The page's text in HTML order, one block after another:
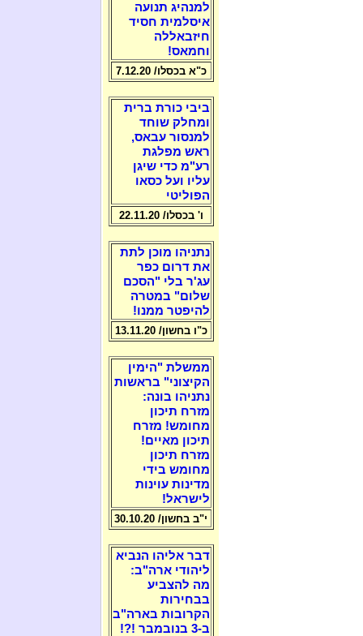
למנהיג תנועה
איסלמית חסיד
חיזבאללה
וחמאס!
כ"א בכסלו/ 7.12.20
ביבי כורת ברית
ומחלק שוחד
למנסור עבאס,
ראש מפלגת
רע"מ כדי שיגן
עליו ועל כסאו
הפוליטי
ו' בכסלו/ 22.11.20
נתניהו מוכן לתת
את דרום כפר
עג'ר בלי "הסכם
שלום" במטרה
להיפטר ממנו!
כ"ו בחשון/ 13.11.20
ממשלת "הימין
הקיצוני" בראשות
נתניהו בונה:
מזרח תיכון
מחומש! מזרח
תיכון מאיים!
מזרח תיכון
מחומש בידי
מדינות עוינות
לישראל!
י"ב בחשון/ 30.10.20
דבר אליהו הנביא
ליהודי ארה"ב:
מה להצביע
בבחירות
הקרובות בארה"ב
ב-3 בנובמבר !?!